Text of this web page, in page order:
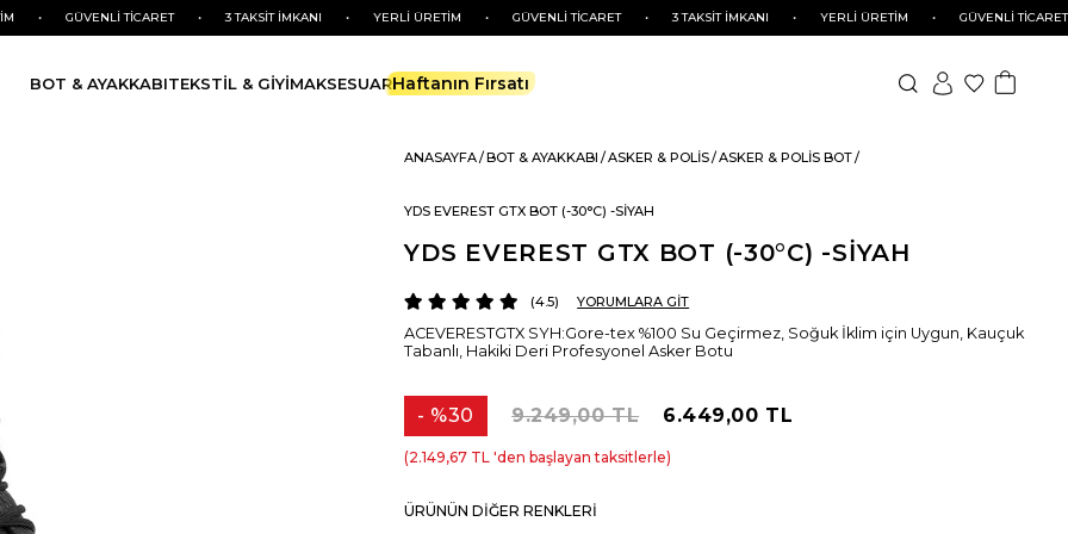
GÜVENLİ TİCARET • 3 TAKSİT İMKANI • YERLİ ÜRETİM • GÜVENLİ TİCARET • 3 TAKSİT İMKANI • YERLİ ÜRETİM • GÜVENLİ TİCARET •
BOT & AYAKKABITEKSTİL & GİYİMAKSESUARHaftanın Fırsatı
ANASAYFA BOT & AYAKKABI ASKER & POLİS ASKER & POLİS BOT
YDS EVEREST GTX BOT (-30°C) -SİYAH
YDS EVEREST GTX BOT (-30°C) -SİYAH
4.5 YORUMLARA GİT
ACEVERESTGTX SYH:Gore-tex %100 Su Geçirmez, Soğuk İklim için Uygun, Kauçuk
Tabanlı, Hakiki Deri Profesyonel Asker Botu
%30
İndirim
9.249,00 TL 6.449,00 TL
2.149,67 TL 'den başlayan taksitlerle
ÜRÜNÜN DIĞER RENKLERI